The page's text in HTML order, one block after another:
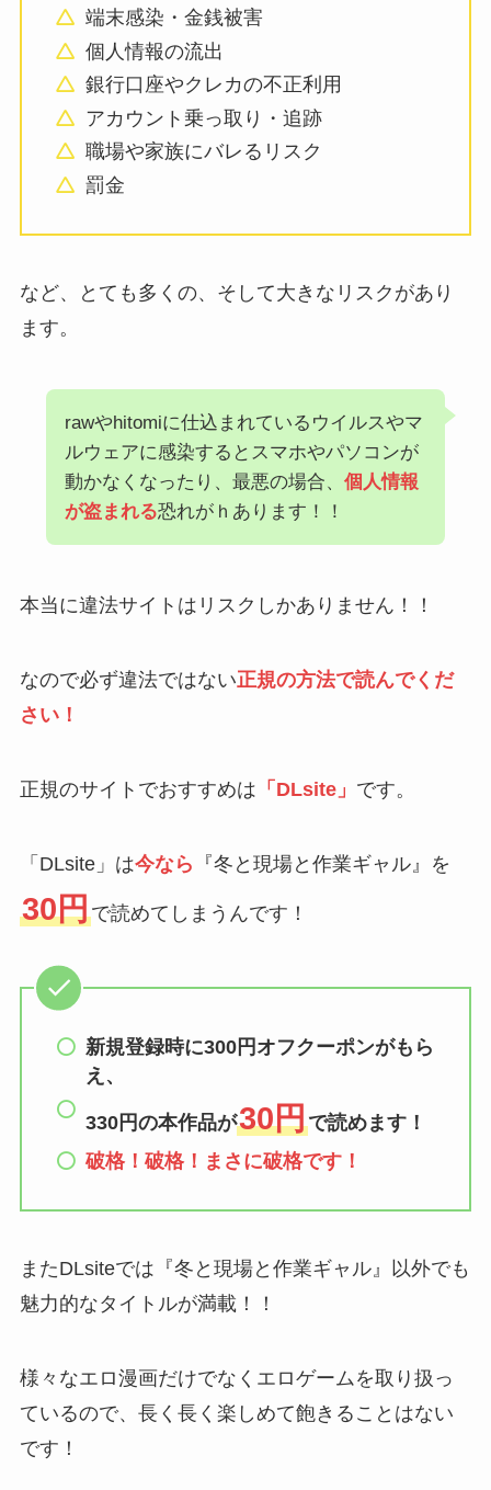
端末感染・金銭被害
個人情報の流出
銀行口座やクレカの不正利用
アカウント乗っ取り・追跡
職場や家族にバレるリスク
罰金
など、とても多くの、そして大きなリスクがあり
ます。
rawやhitomiに仕込まれているウイルスやマ
ルウェアに感染するとスマホやパソコンが
動かなくなったり、最悪の場合、 個人情報
が盗まれる恐れがｈあります！！
本当に違法サイトはリスクしかありません！！
なので必ず違法ではない正規の方法で読んでくだ
さい！
正規のサイトでおすすめは 「DLsite」 です。
「DLsite」は今なら 『冬と現場と作業ギャル』を
30円で読めてしまうんです！
新規登録時に300円オフクーポンがもら
え、
330円の本作品が30円で読めます！
破格！破格！まさに破格です！
またDLsiteでは『冬と現場と作業ギャル』以外でも
魅力的なタイトルが満載！！
様々なエロ漫画だけでなくエロゲームを取り扱っ
ているので、長く長く楽しめて飽きることはない
です！